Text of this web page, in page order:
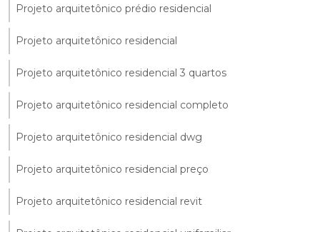
Projeto arquitetônico prédio residencial
Projeto arquitetônico residencial
Projeto arquitetônico residencial 3 quartos
Projeto arquitetônico residencial completo
Projeto arquitetônico residencial dwg
Projeto arquitetônico residencial preço
Projeto arquitetônico residencial revit